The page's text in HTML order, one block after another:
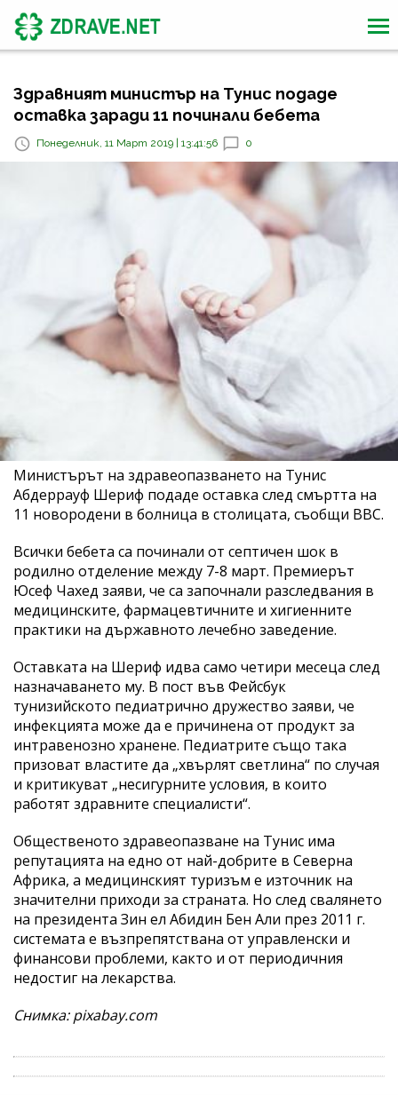
Здравният министър на Тунис подаде
оставка заради 11 починали бебета
Понеделник, 11 Март 2019 | 13:41:56 0
Министърът на здравеопазването на Тунис
Абдеррауф Шериф подаде оставка след смъртта на
11 новородени в болница в столицата, съобщи BBC.
Всички бебета са починали от септичен шок в
родилно отделение между 7-8 март. Премиерът
Юсеф Чахед заяви, че са започнали разследвания в
медицинските, фармацевтичните и хигиенните
практики на държавното лечебно заведение.
Оставката на Шериф идва само четири месеца след
назначаването му. В пост във Фейсбук
тунизийското педиатрично дружество заяви, че
инфекцията може да е причинена от продукт за
интравенозно хранене. Педиатрите също така
призоват властите да „хвърлят светлина“ по случая
и критикуват „несигурните условия, в които
работят здравните специалисти“.
Общественото здравеопазване на Тунис има
репутацията на едно от най-добрите в Северна
Африка, а медицинският туризъм е източник на
значителни приходи за страната. Но след свалянето
на президента Зин ел Абидин Бен Али през 2011 г.
системата е възпрепятствана от управленски и
финансови проблеми, както и от периодичния
недостиг на лекарства.
Снимка: pixabay.com